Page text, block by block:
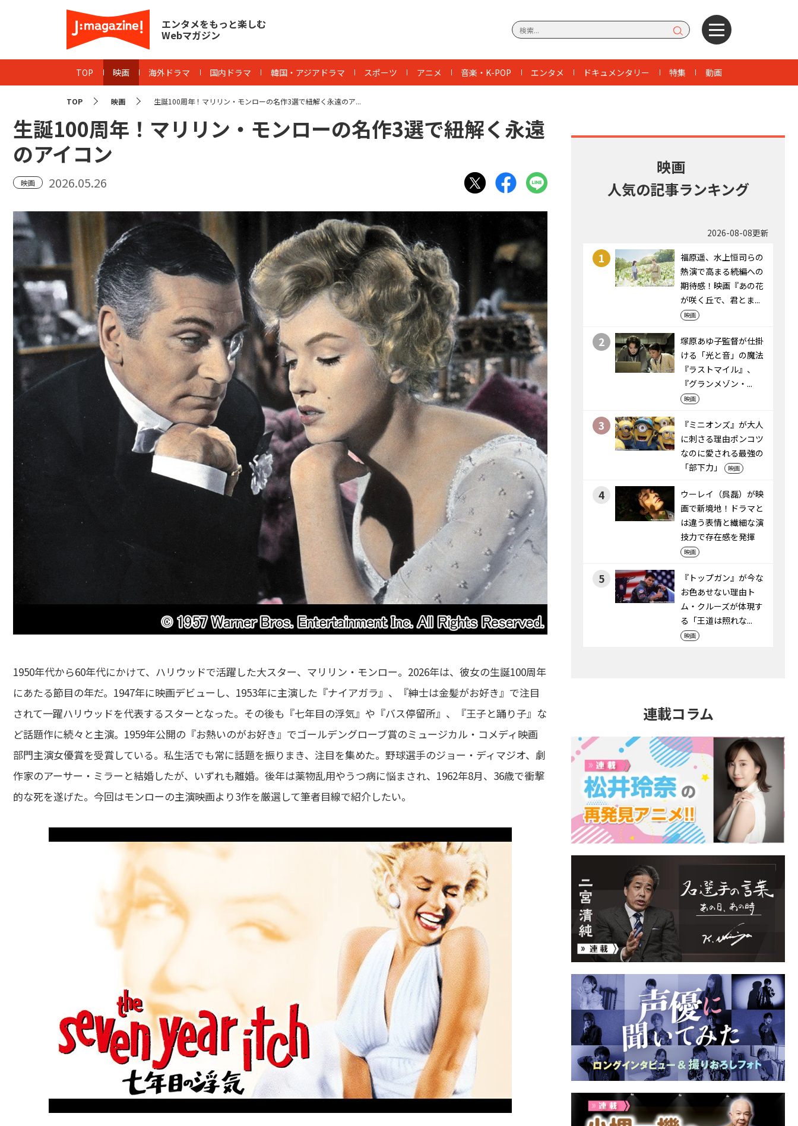
エンタメをもっと楽しむ
Webマガジン
TOP 映画 海外ドラマ 国内ドラマ 韓国・アジアドラマ スポーツ アニメ 音楽・K-POP エンタメ ドキュメンタリー 特集 動画
TOP 映画 生誕100周年！マリリン・モンローの名作3選で紐解く永遠のア...
生誕100周年！マリリン・モンローの名作3選で紐解く永遠
のアイコン
映画 2026.05.26
1950年代から60年代にかけて、ハリウッドで活躍した大スター、マリリン・モンロー。2026年は、彼女の生誕100周年
にあたる節目の年だ。1947年に映画デビューし、1953年に主演した『ナイアガラ』、『紳士は金髪がお好き』で注目
されて一躍ハリウッドを代表するスターとなった。その後も『七年目の浮気』や『バス停留所』、『王子と踊り子』な
ど話題作に続々と主演。1959年公開の『お熱いのがお好き』でゴールデングローブ賞のミュージカル・コメディ映画
部門主演女優賞を受賞している。私生活でも常に話題を振りまき、注目を集めた。野球選手のジョー・ディマジオ、劇
作家のアーサー・ミラーと結婚したが、いずれも離婚。後年は薬物乱用やうつ病に悩まされ、1962年8月、36歳で衝撃
的な死を遂げた。今回はモンローの主演映画より3作を厳選して筆者目線で紹介したい。
映画
人気の記事ランキング
2026-08-08更新
1
福原遥、水上恒司らの
熱演で高まる続編への
期待感！映画『あの花
が咲く丘で、君とま...
映画
2
塚原あゆ子監督が仕掛
ける「光と音」の魔法
――『ラストマイル』、
『グランメゾン・...
映画
3
『ミニオンズ』が大人
に刺さる理由――ポンコツ
なのに愛される最強の
「部下力」
映画
4
ウーレイ（呉磊）が映
画で新境地！ドラマと
は違う表情と繊細な演
技力で存在感を発揮
映画
5
『トップガン』が今な
お色あせない理由――ト
ム・クルーズが体現す
る「王道は照れな...
映画
連載コラム